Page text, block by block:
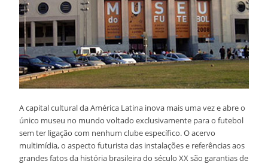
A capital cultural da América Latina inova mais uma vez e abre o
único museu no mundo voltado exclusivamente para o futebol
sem ter ligação com nenhum clube específico. O acervo
multimídia, o aspecto futurista das instalações e referências aos
grandes fatos da história brasileira do século XX são garantias de